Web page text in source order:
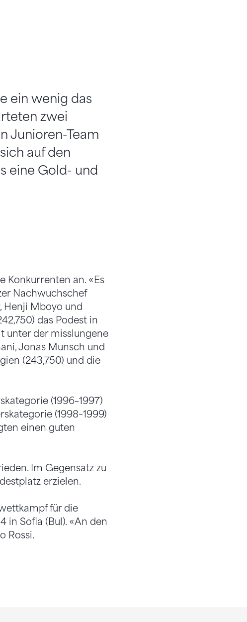
ein wenig das
zwei
Junioren-Team
auf den
eine Gold- und
Konkurrenten an. «Es
Nachwuchschef
Henji Mboyo und
das Podest in
unter der misslungene
Jonas Munsch und
(243,750) und die
(1996–1997)
(1998–1999)
einen guten
Im Gegensatz zu
erzielen.
für die
in Sofia (Bul). «An den
Rossi.